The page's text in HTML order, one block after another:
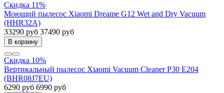
Скидка 11%
Моющий пылесос Xiaomi Dreame G12 Wet and Dry Vacuum
(HHR32A)
33290 руб 37490 руб
В корзину
Скидка 10%
Вертикальный пылесос Xiaomi Vacuum Cleaner P30 E204
(BHR08J7EU)
6290 руб 6990 руб